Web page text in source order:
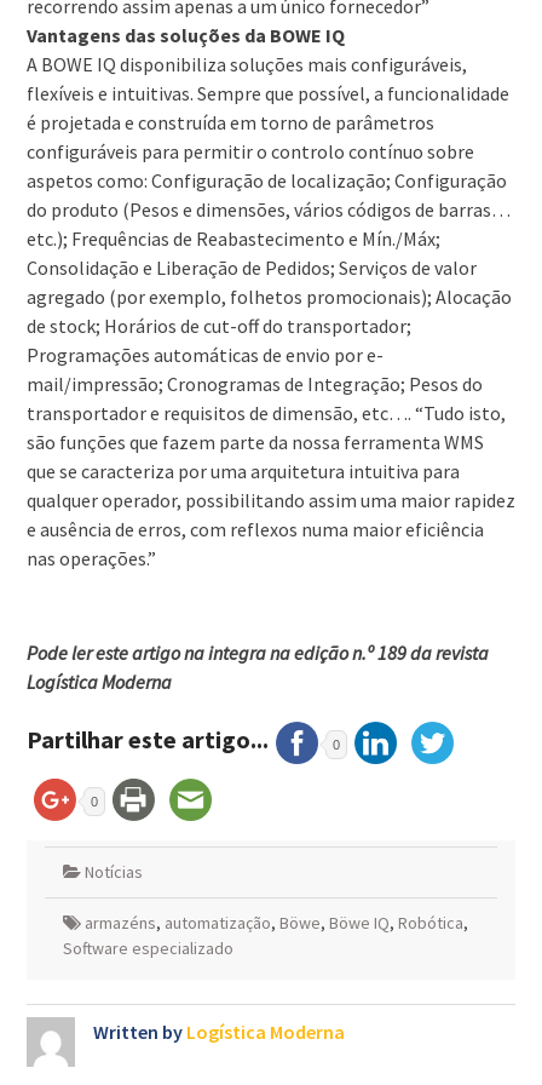
recorrendo assim apenas a um único fornecedor”
Vantagens das soluções da BOWE IQ
A BOWE IQ disponibiliza soluções mais configuráveis,
flexíveis e intuitivas. Sempre que possível, a funcionalidade
é projetada e construída em torno de parâmetros
configuráveis para permitir o controlo contínuo sobre
aspetos como: Configuração de localização; Configuração
do produto (Pesos e dimensões, vários códigos de barras…
etc.); Frequências de Reabastecimento e Mín./Máx;
Consolidação e Liberação de Pedidos; Serviços de valor
agregado (por exemplo, folhetos promocionais); Alocação
de stock; Horários de cut-off do transportador;
Programações automáticas de envio por e-
mail/impressão; Cronogramas de Integração; Pesos do
transportador e requisitos de dimensão, etc…. “Tudo isto,
são funções que fazem parte da nossa ferramenta WMS
que se caracteriza por uma arquitetura intuitiva para
qualquer operador, possibilitando assim uma maior rapidez
e ausência de erros, com reflexos numa maior eficiência
nas operações.”
Pode ler este artigo na integra na edição n.º 189 da revista
Logística Moderna
Partilhar este artigo... 0
0
Notícias
armazéns, automatização, Böwe, Böwe IQ, Robótica,
Software especializado
Written by Logística Moderna